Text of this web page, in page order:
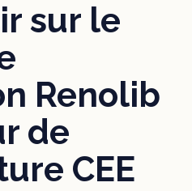
sur le
Renolib
de
CEE